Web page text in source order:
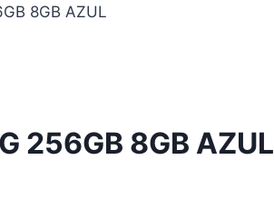
8GB AZUL
256GB 8GB AZUL